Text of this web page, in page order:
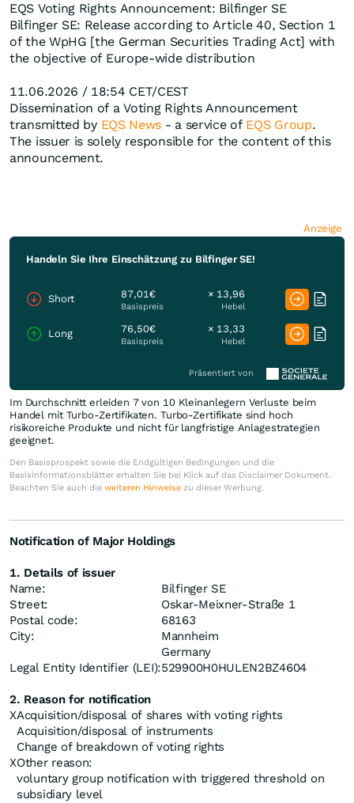
EQS Voting Rights Announcement: Bilfinger SE
Bilfinger SE: Release according to Article 40, Section 1
of the WpHG [the German Securities Trading Act] with
the objective of Europe-wide distribution
11.06.2026 / 18:54 CET/CEST
Dissemination of a Voting Rights Announcement
transmitted by EQS News - a service of EQS Group.
The issuer is solely responsible for the content of this
announcement.
Anzeige
Handeln Sie Ihre Einschätzung zu Bilfinger SE!
Short 87,01€
Basispreis
× 13,96
Hebel
Long 76,50€
Basispreis
× 13,33
Hebel
Präsentiert von
Im Durchschnitt erleiden 7 von 10 Kleinanlegern Verluste beim
Handel mit Turbo-Zertifikaten. Turbo-Zertifikate sind hoch
risikoreiche Produkte und nicht für langfristige Anlagestrategien
geeignet.
Den Basisprospekt sowie die Endgültigen Bedingungen und die
Basisinformationsblätter erhalten Sie bei Klick auf das Disclaimer Dokument.
Beachten Sie auch die weiteren Hinweise zu dieser Werbung.
Notification of Major Holdings
1. Details of issuer
Name:
Bilfinger SE
Street:
Oskar-Meixner-Straße 1
Postal code:
68163
City:
Mannheim
Germany
Legal Entity Identifier (LEI):529900H0HULEN2BZ4604
2. Reason for notification
XAcquisition/disposal of shares with voting rights
Acquisition/disposal of instruments
Change of breakdown of voting rights
XOther reason:
voluntary group notification with triggered threshold on
subsidiary level